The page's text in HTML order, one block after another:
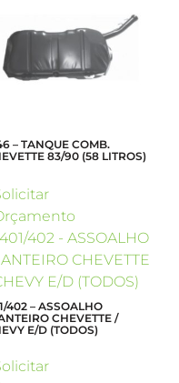
– TANQUE COMB.
83/90 (58 LITROS)
402 – ASSOALHO
CHEVETTE /
E/D (TODOS)